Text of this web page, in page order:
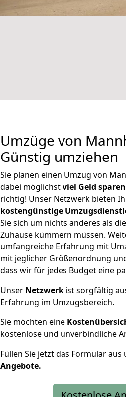
Umzüge von
Günstig umziehen
Sie planen einen Umzug von
dabei möglichstviel Geld
richtig! Unser Netzwerk bieten
kostengünstige
Sie sich um nichts anderes als
Zuhause kümmern müssen.
umfangreiche Erfahrung mit
mit jeglicher Größenordnung
dass wir für jedes Budget eine
Unser Netzwerk ist sorgfältig
Erfahrung im Umzugsbereich.
Sie möchten eine
kostenlose und unverbindliche
Füllen Sie jetzt das Formular aus
Angebote.